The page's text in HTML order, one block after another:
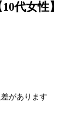
10代女性】
があります